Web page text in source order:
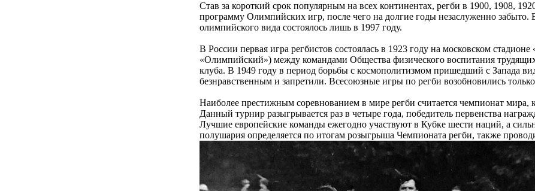
Став за короткий срок популярным на всех континентах, регби в 1900, 1908,
программу Олимпийских игр, после чего на долгие годы незаслуженно забыто.
олимпийского вида состоялось лишь в 1997 году.
В России первая игра регбистов состоялась в 1923 году на московском
«Олимпийский») между командами Общества физического воспитания
клуба. В 1949 году в период борьбы с космополитизмом пришедший с Запада
безнравственным и запретили. Всесоюзные игры по регби возобновились
Наиболее престижным соревнованием в мире регби считается чемпионат мира,
Данный турнир разыгрывается раз в четыре года, победитель первенства
Лучшие европейские команды ежегодно участвуют в Кубке шести наций, а
полушария определяется по итогам розыгрыша Чемпионата регби, также